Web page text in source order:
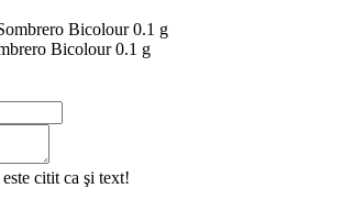
Bicolour 0.1 g
citit ca şi text!